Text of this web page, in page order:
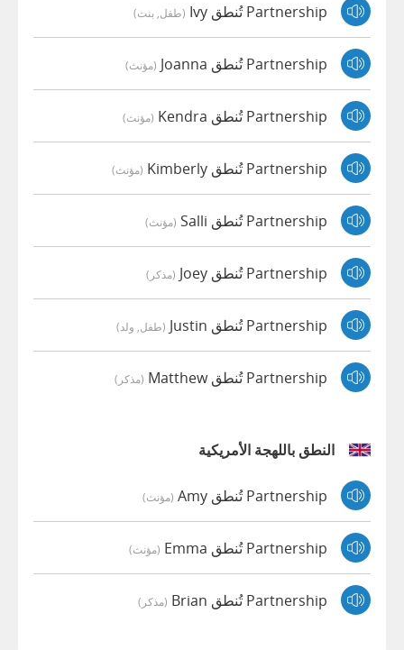
Partnership تُنطق Ivy (طفل, بنت)
Partnership تُنطق Joanna (مؤنث)
Partnership تُنطق Kendra (مؤنث)
Partnership تُنطق Kimberly (مؤنث)
Partnership تُنطق Salli (مؤنث)
Partnership تُنطق Joey (مذكر)
Partnership تُنطق Justin (طفل, ولد)
Partnership تُنطق Matthew (مذكر)
النطق باللهجة الأمريكية
Partnership تُنطق Amy (مؤنث)
Partnership تُنطق Emma (مؤنث)
Partnership تُنطق Brian (مذكر)